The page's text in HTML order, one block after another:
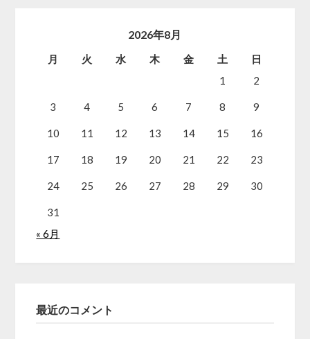
2026年8月
月 火 水 木 金 土
日
1
2
3 4 5 6 7 8 9
10 11 12 13 14 15 16
17 18 19 20 21 22 23
24 25 26 27 28 29 30
31
« 6月
最近のコメント